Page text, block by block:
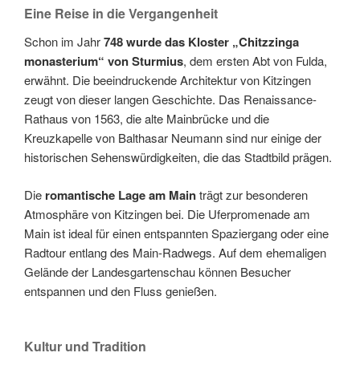
Eine Reise in die Vergangenheit
Schon im Jahr748 wurde das Kloster „Chitzzinga
monasterium“ von Sturmius, dem ersten Abt von Fulda,
erwähnt. Die beeindruckende Architektur von Kitzingen
zeugt von dieser langen Geschichte. Das Renaissance-
Rathaus von 1563, die alte Mainbrücke und die
Kreuzkapelle von Balthasar Neumann sind nur einige der
historischen Sehenswürdigkeiten, die das Stadtbild prägen.
Die romantische Lage am Mainträgt zur besonderen
Atmosphäre von Kitzingen bei. Die Uferpromenade am
Main ist ideal für einen entspannten Spaziergang oder eine
Radtour entlang des Main-Radwegs. Auf dem ehemaligen
Gelände der Landesgartenschau können Besucher
entspannen und den Fluss genießen.
Kultur und Tradition